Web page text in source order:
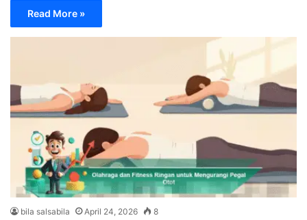
Read More »
bila salsabila April 24, 2026 8